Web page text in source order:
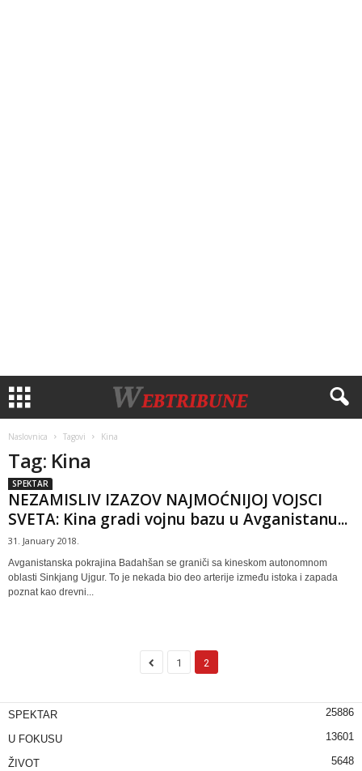
Naslovnica Tagovi Kina
Tag: Kina
SPEKTAR
NEZAMISLIV IZAZOV NAJMOĆNIJOJ VOJSCI
SVETA: Kina gradi vojnu bazu u Avganistanu...
31. January 2018.
Avganistanska pokrajina Badahšan se graniči sa kineskom autonomnom
oblasti Sinkjang Ujgur. To je nekada bio deo arterije između istoka i zapada
poznat kao drevni...
1 2
SPEKTAR 25886
U FOKUSU 13601
ŽIVOT 5648